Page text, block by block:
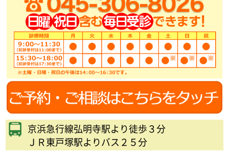
京浜急行線弘明寺駅より徒歩３分
ＪＲ東戸塚駅よりバス２５分